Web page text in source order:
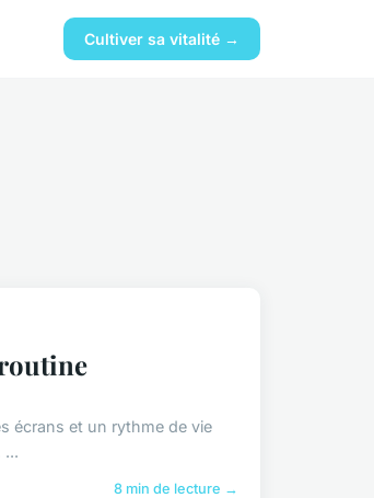
Cultiver sa vitalité →
écrans et un rythme de vie
...
8 min de lecture →